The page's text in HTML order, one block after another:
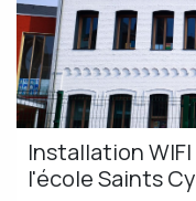
Installation
l'école Saints